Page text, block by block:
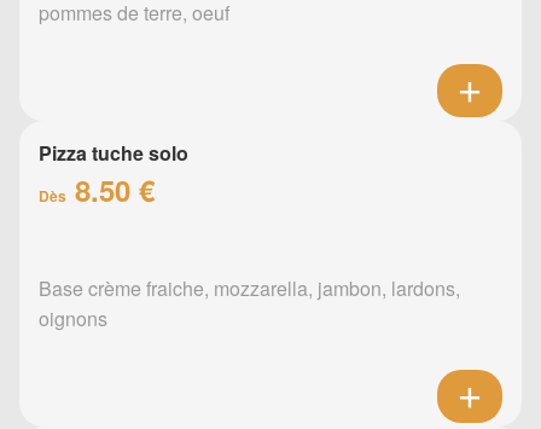
pommes de terre, oeuf
Pizza tuche solo
Dès 8.50 €
Base crème fraiche, mozzarella, jambon, lardons,
oignons